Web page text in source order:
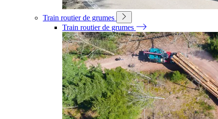
Train routier de grumes
Train routier de grumes